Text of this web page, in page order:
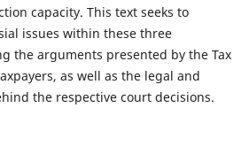
capacity. This text seeks to
issues within these three
the arguments presented by the Tax
as well as the legal and
the respective court decisions.